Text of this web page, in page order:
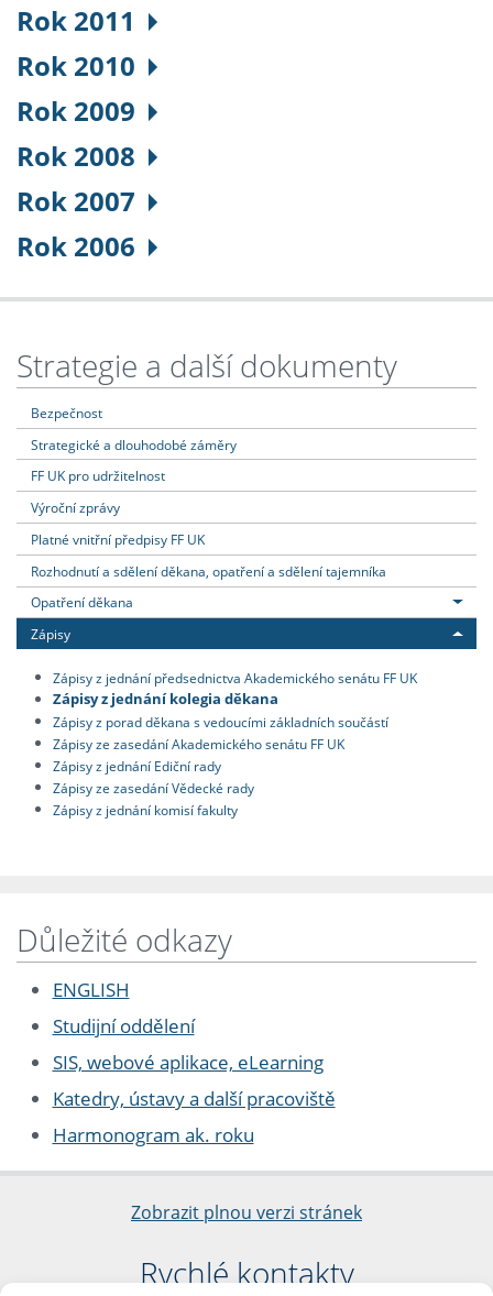
Rok 2011
Rok 2010
Rok 2009
Rok 2008
Rok 2007
Rok 2006
Strategie a další dokumenty
Bezpečnost
Strategické a dlouhodobé záměry
FF UK pro udržitelnost
Výroční zprávy
Platné vnitřní předpisy FF UK
Rozhodnutí a sdělení děkana, opatření a sdělení tajemníka
Opatření děkana
Zápisy
Zápisy z jednání předsednictva Akademického senátu FF UK
Zápisy z jednání kolegia děkana
Zápisy z porad děkana s vedoucími základních součástí
Zápisy ze zasedání Akademického senátu FF UK
Zápisy z jednání Ediční rady
Zápisy ze zasedání Vědecké rady
Zápisy z jednání komisí fakulty
Důležité odkazy
ENGLISH
Studijní oddělení
SIS, webové aplikace, eLearning
Katedry, ústavy a další pracoviště
Harmonogram ak. roku
Zobrazit plnou verzi stránek
Rychlé kontakty